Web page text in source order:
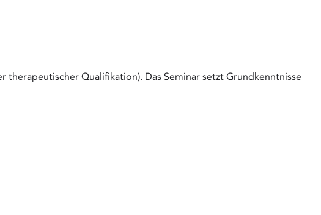
Qualifikation). Das Seminar setzt Grundkenntnisse